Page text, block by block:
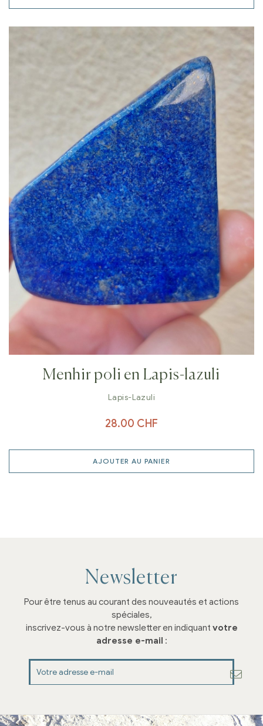
Menhir poli en Lapis-lazuli
Lapis-Lazuli
28.00 CHF
AJOUTER AU PANIER
Newsletter
Pour être tenus au courant des nouveautés et actions
spéciales,
inscrivez-vous à notre newsletter en indiquant votre
adresse e-mail :